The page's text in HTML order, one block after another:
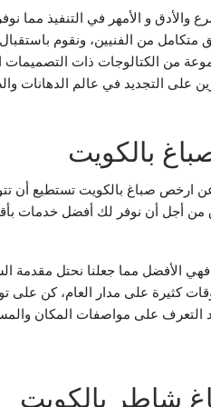
والأدق و الأمهر في التنفيذ مما
متكامل من الفنيين، ونقوم
من الكتالوجات ذات
على التجديد في عالم الدهانات
بالكويت
ارخص صباغ بالكويت تستطيع أن
أجل أن نوفر لك أفضل خدمات بأقل
فهي الأفضل مما جعلنا نحتل
كثيرة على مدار العام، كن
التعرف على مواصفات المكان
شاطر بالكويت